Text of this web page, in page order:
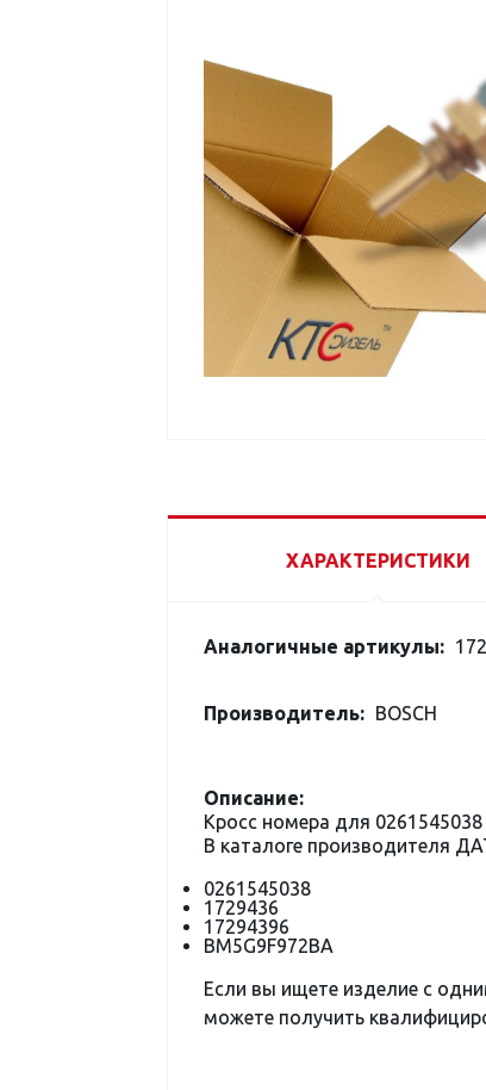
ХАРАКТЕРИСТИКИ
Аналогичные артикулы:
Производитель: BOSCH
Описание:
Кросс номера для 0261545038
В каталоге производителя
0261545038
1729436
17294396
BM5G9F972BA
Если вы ищете изделие с
можете получить